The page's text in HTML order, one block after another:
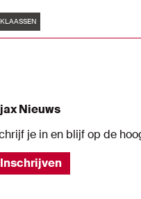
wel speciale
een boost van."
Nieuws
je in en blijf op de
Inschrijven